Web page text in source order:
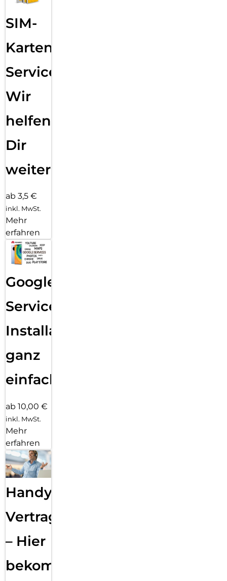
SIM-
Karten
Service:
Wir
helfen
Dir
weiter
ab 3,5 €
inkl. MwSt.
Mehr
erfahren
Google
Services
Installation
ganz
einfach
ab 10,00 €
inkl. MwSt.
Mehr
erfahren
Handy
Vertragsabwicklung
– Hier
bekommst